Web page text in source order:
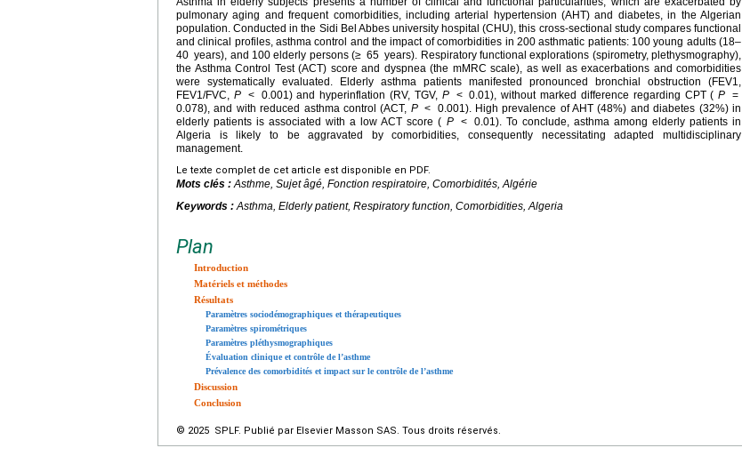
pulmonary aging and frequent comorbidities, including arterial hypertension (AHT) and diabetes, in the Algerian
population. Conducted in the Sidi Bel Abbes university hospital (CHU), this cross-sectional study compares functional
and clinical profiles, asthma control and the impact of comorbidities in 200 asthmatic patients: 100 young adults (18–
40 years), and 100 elderly persons (≥ 65 years). Respiratory functional explorations (spirometry, plethysmography),
the Asthma Control Test (ACT) score and dyspnea (the mMRC scale), as well as exacerbations and comorbidities
were systematically evaluated. Elderly asthma patients manifested pronounced bronchial obstruction (FEV1,
FEV1/FVC, P < 0.001) and hyperinflation (RV, TGV, P < 0.01), without marked difference regarding CPT (P =
0.078), and with reduced asthma control (ACT, P < 0.001). High prevalence of AHT (48%) and diabetes (32%) in
elderly patients is associated with a low ACT score ( P < 0.01). To conclude, asthma among elderly patients in
Algeria is likely to be aggravated by comorbidities, consequently necessitating adapted multidisciplinary
management.
Le texte complet de cet article est disponible en PDF.
Mots clés :Asthme, Sujet âgé, Fonction respiratoire, Comorbidités, Algérie
Keywords :Asthma, Elderly patient, Respiratory function, Comorbidities, Algeria
Plan
Introduction
Matériels et méthodes
Résultats
Paramètres sociodémographiques et thérapeutiques
Paramètres spirométriques
Paramètres pléthysmographiques
Évaluation clinique et contrôle de l’asthme
Prévalence des comorbidités et impact sur le contrôle de l’asthme
Discussion
Conclusion
© 2025 SPLF. Publié par Elsevier Masson SAS. Tous droits réservés.